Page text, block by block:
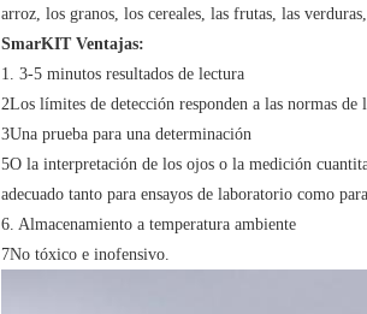
arroz, los granos, los cereales, las frutas, las
SmarKIT Ventajas:
1. 3-5 minutos resultados de lectura
2Los límites de detección responden a las normas de
3Una prueba para una determinación
5O la interpretación de los ojos o la medición
adecuado tanto para ensayos de laboratorio como
6. Almacenamiento a temperatura ambiente
7No tóxico e inofensivo.